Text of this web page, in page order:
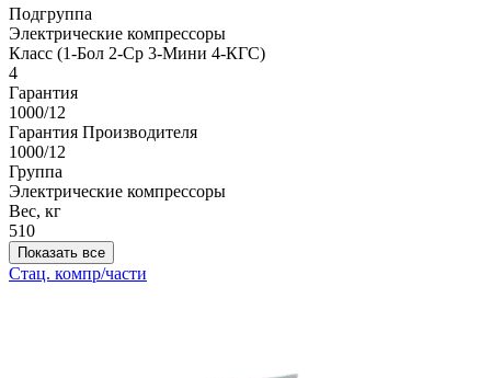
Подгруппа
Электрические компрессоры
Класс (1-Бол 2-Ср 3-Мини 4-КГС)
4
Гарантия
1000/12
Гарантия Производителя
1000/12
Группа
Электрические компрессоры
Вес, кг
510
Показать все
Стац. компр/части